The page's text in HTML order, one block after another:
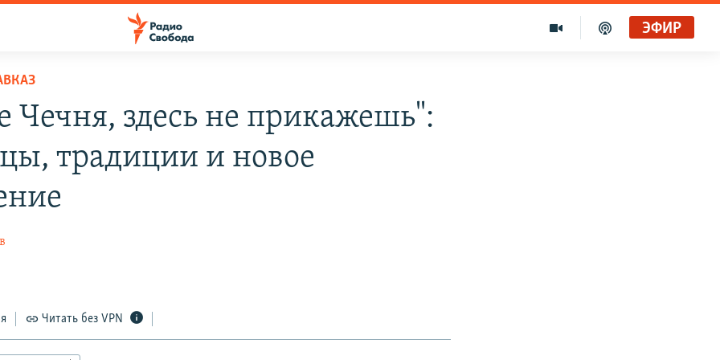
ЭФИР
Чечня, здесь не прикажешь":
традиции и новое
Читать без VPN